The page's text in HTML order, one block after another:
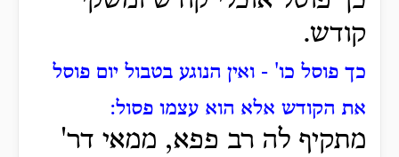
קודש.
כך פוסל כו' - ואין הנוגע בטבול יום פוסל
את הקודש אלא הוא עצמו פסול:
מתקיף לה רב פפא, ממאי דר'